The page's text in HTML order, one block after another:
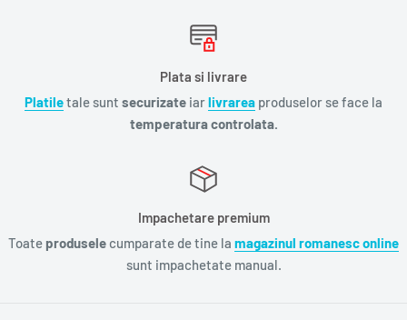
Plata si livrare
Platiletale sunt securizate iarlivrarea produselor se face la
temperatura controlata.
Impachetare premium
Toate produsele cumparate de tine la magazinul romanesc online
sunt impachetate manual.